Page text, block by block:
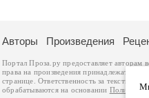
Авторы Произведения
Портал Проза.ру предоставляет авторам
права на произведения принадлежат
странице. Ответственность за тексты
обрабатываются на основании Политики